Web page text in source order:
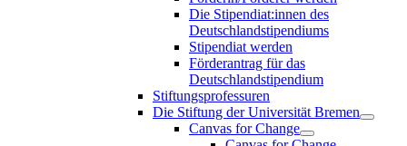
Die Stipendiat:innen des
Deutschlandstipendiums
Stipendiat werden
Förderantrag für das
Deutschlandstipendium
Stiftungsprofessuren
Die Stiftung der Universität Bremen
Canvas for Change